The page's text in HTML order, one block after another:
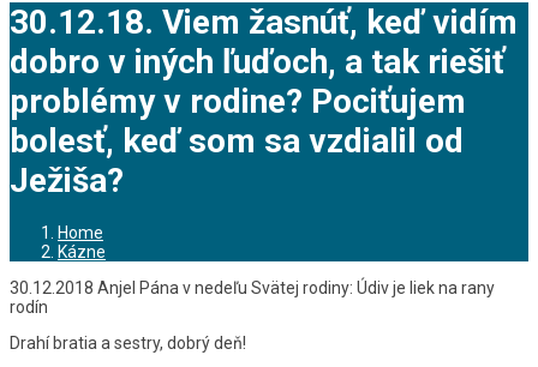
30.12.18. Viem žasnúť, keď vidím
dobro v iných ľuďoch, a tak riešiť
problémy v rodine? Pociťujem
bolesť, keď som sa vzdialil od
Ježiša?
Home
Kázne
30.12.2018 Anjel Pána v nedeľu Svätej rodiny: Údiv je liek na rany
rodín
Drahí bratia a sestry, dobrý deň!